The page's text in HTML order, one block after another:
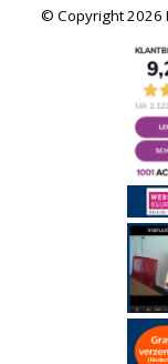
© Copyright 2026